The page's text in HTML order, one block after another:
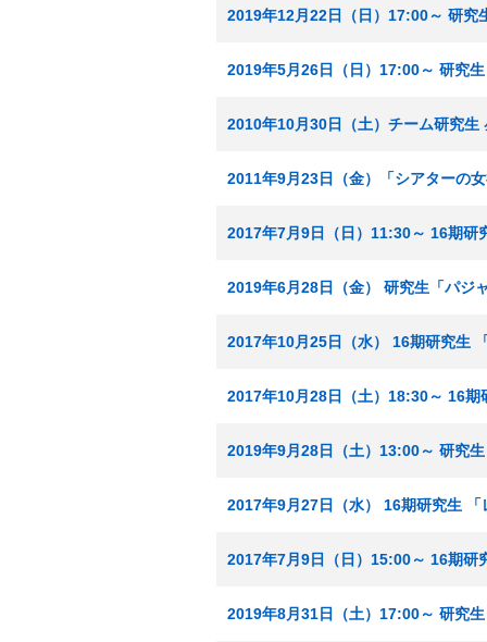
2019年12月22日（日）17:00～ 研究
2019年5月26日（日）17:00～ 研究
2010年10月30日（土）チーム研究生
2011年9月23日（金）「シアターの
2017年7月9日（日）11:30～ 16期研
2019年6月28日（金） 研究生「パジ
2017年10月25日（水） 16期研究生
2017年10月28日（土）18:30～ 16期
2019年9月28日（土）13:00～ 研究
2017年9月27日（水） 16期研究生
2017年7月9日（日）15:00～ 16期研
2019年8月31日（土）17:00～ 研究